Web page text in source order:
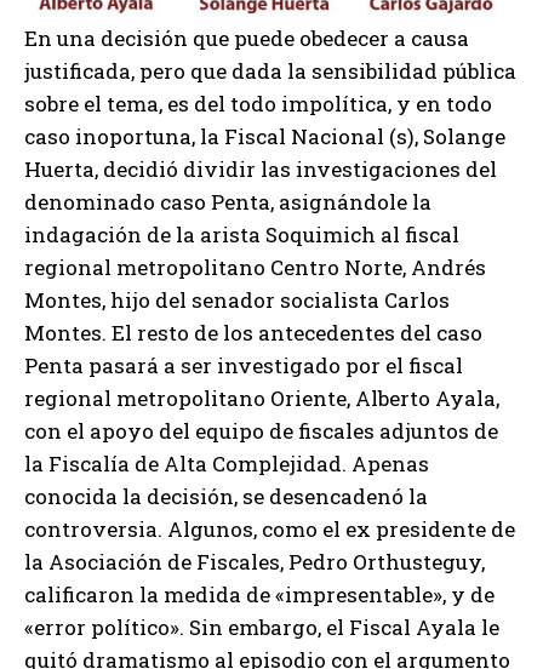
En una decisión que puede obedecer a causa
justificada, pero que dada la sensibilidad pública
sobre el tema, es del todo impolítica, y en todo
caso inoportuna, la Fiscal Nacional (s), Solange
Huerta, decidió dividir las investigaciones del
denominado caso Penta, asignándole la
indagación de la arista Soquimich al fiscal
regional metropolitano Centro Norte, Andrés
Montes, hijo del senador socialista Carlos
Montes. El resto de los antecedentes del caso
Penta pasará a ser investigado por el fiscal
regional metropolitano Oriente, Alberto Ayala,
con el apoyo del equipo de fiscales adjuntos de
la Fiscalía de Alta Complejidad. Apenas
conocida la decisión, se desencadenó la
controversia. Algunos, como el ex presidente de
la Asociación de Fiscales, Pedro Orthusteguy,
calificaron la medida de «impresentable», y de
«error político». Sin embargo, el Fiscal Ayala le
quitó dramatismo al episodio con el argumento